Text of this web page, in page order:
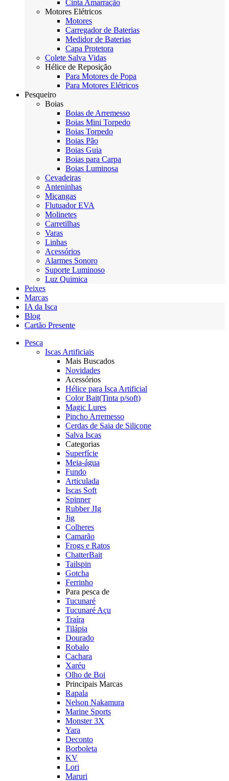
Cinta Amarração
Motores Elétricos
Motores
Carregador de Baterias
Medidor de Baterias
Capa Protetora
Colete Salva Vidas
Hélice de Reposição
Para Motores de Popa
Para Motores Elétricos
Pesqueiro
Boias
Boias de Arremesso
Boias Mini Torpedo
Boias Torpedo
Boias Pão
Boias Guia
Boias para Carpa
Boias Luminosa
Cevadeiras
Anteninhas
Miçangas
Flutuador EVA
Molinetes
Carretilhas
Varas
Linhas
Acessórios
Alarmes Sonoro
Suporte Luminoso
Luz Quimica
Peixes
Marcas
IA da Isca
Blog
Cartão Presente
Pesca
Iscas Artificiais
Mais Buscados
Novidades
Acessórios
Hélice para Isca Artificial
Color Bait(Tinta p/soft)
Magic Lures
Pincho Arremesso
Cerdas de Saia de Silicone
Salva Iscas
Categorias
Superfície
Meia-água
Fundo
Articulada
Iscas Soft
Spinner
Rubber JIg
Jig
Colheres
Camarão
Frogs e Ratos
ChatterBait
Tailspin
Gotcha
Ferrinho
Para pesca de
Tucunaré
Tucunaré Açu
Traíra
Tilápia
Dourado
Robalo
Cachara
Xaréu
Olho de Boi
Principais Marcas
Rapala
Nelson Nakamura
Marine Sports
Monster 3X
Yara
Deconto
Borboleta
KV
Lori
Maruri